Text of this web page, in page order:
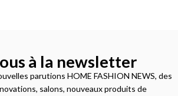
à la newsletter
parutions HOME FASHION NEWS, des
salons, nouveaux produits de